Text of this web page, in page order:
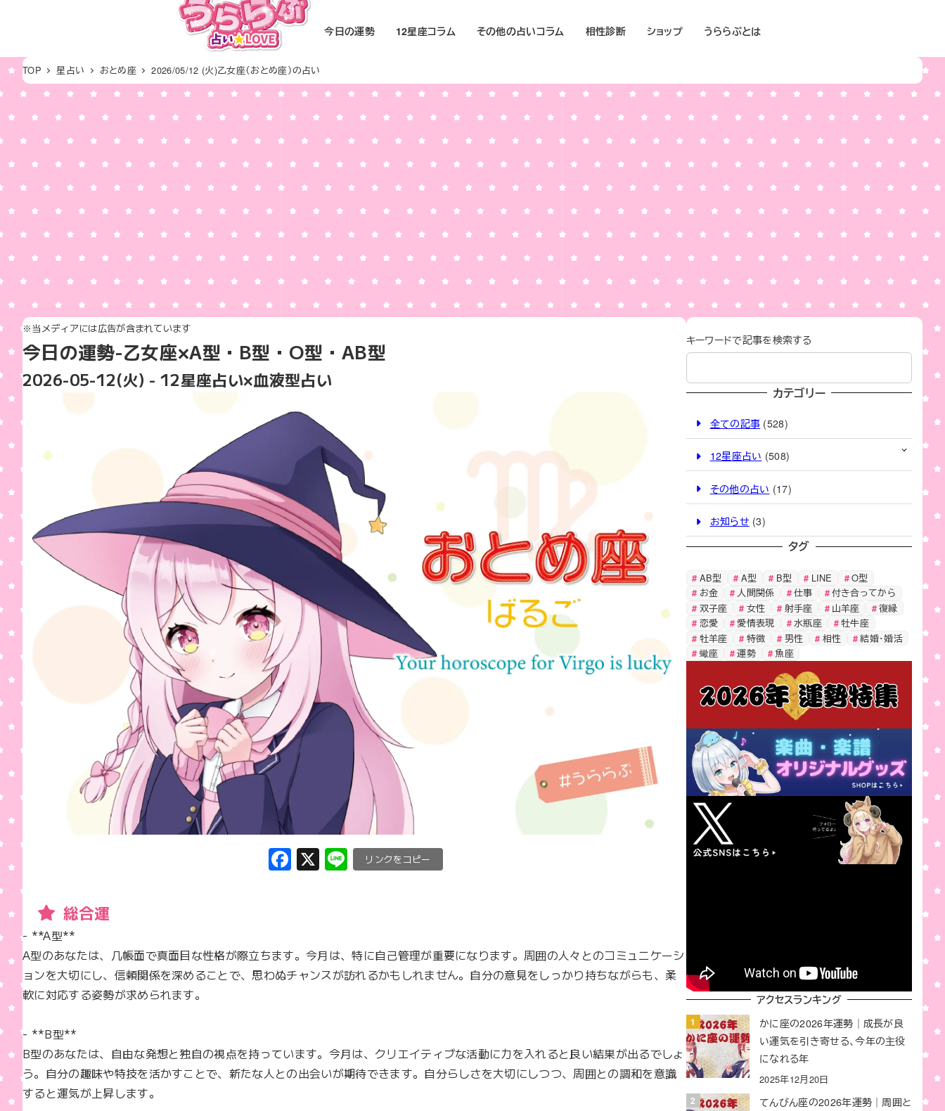
コ
ン
ツ
へ
移
動
今日の運勢 12星座コラム その他の占いコラム 相性診断 ショップ うららぶとは
TOP 星占い おとめ座 2026/05/12 (火)乙女座（おとめ座）の占い
※当メディアには広告が含まれています
今日の運勢-乙女座×A型・B型・O型・AB型
2026-05-12(火) - 12星座占い×血液型占い
F
b
o
X Li C
Li
n
総合運
- **A型**
A型のあなたは、几帳面で真面目な性格が際立ちます。今月は、特に自己管理が重要になります。周囲の人々とのコミュニケーシ
ョンを大切にし、信頼関係を深めることで、思わぬチャンスが訪れるかもしれません。自分の意見をしっかり持ちながらも、柔
軟に対応する姿勢が求められます。
- **B型**
B型のあなたは、自由な発想と独自の視点を持っています。今月は、クリエイティブな活動に力を入れると良い結果が出るでしょ
う。自分の趣味や特技を活かすことで、新たな人との出会いが期待できます。自分らしさを大切にしつつ、周囲との調和を意識
すると運気が上昇します。
キーワードで記事を検索する
カテゴリー
全ての記事 (528)
12星座占い (508)
その他の占い (17)
お知らせ (3)
タグ
AB型 A型 B型 LINE
O型
お金
人間関係 仕事
付き合ってから
双子座
女性 射手座 山羊座
復縁
恋愛
愛情表現 水瓶座
牡牛座
牡羊座
特徴 男性 相性
結婚・婚活
蠍座
運勢 魚座
アクセスランキング
かに座の2026年運勢｜成長が良
い運気を引き寄せる、今年の主役
になれる年
2025年12月20日
てんびん座の2026年運勢｜周囲と